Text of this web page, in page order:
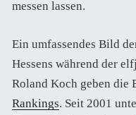
messen lassen.
Ein umfassendes Bild
Hessens während der
Roland Koch geben die
Rankings. Seit 2001